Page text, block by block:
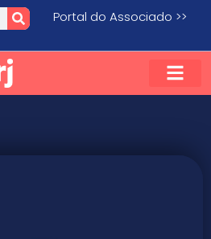
Portal do Associado >>